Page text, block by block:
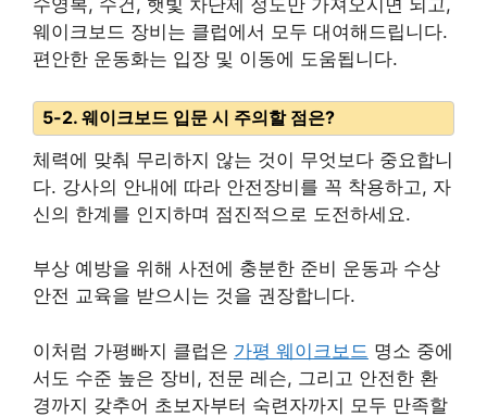
수영복, 수건, 햇빛 차단제 정도만 가져오시면 되고,
웨이크보드 장비는 클럽에서 모두 대여해드립니다.
편안한 운동화는 입장 및 이동에 도움됩니다.
5-2. 웨이크보드 입문 시 주의할 점은?
체력에 맞춰 무리하지 않는 것이 무엇보다 중요합니
다. 강사의 안내에 따라 안전장비를 꼭 착용하고, 자
신의 한계를 인지하며 점진적으로 도전하세요.
부상 예방을 위해 사전에 충분한 준비 운동과 수상
안전 교육을 받으시는 것을 권장합니다.
이처럼 가평빠지 클럽은 가평 웨이크보드 명소 중에
서도 수준 높은 장비, 전문 레슨, 그리고 안전한 환
경까지 갖추어 초보자부터 숙련자까지 모두 만족할